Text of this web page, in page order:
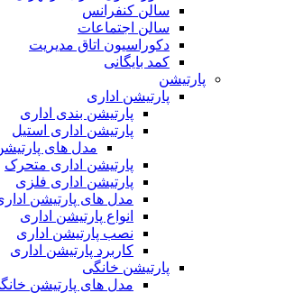
سالن کنفرانس
سالن اجتماعات
دکوراسیون اتاق مدیریت
کمد بایگانی
پارتیشن
پارتیشن اداری
پارتیشن بندی اداری
پارتیشن اداری استیل
مدل های
پارتیشن اداری متحرک
پارتیشن اداری فلزی
مدل های پارتیشن
انواع پارتیشن اداری
نصب پارتیشن اداری
کاربرد پارتیشن اداری
پارتیشن خانگی
مدل های پارتیشن